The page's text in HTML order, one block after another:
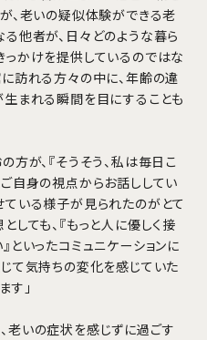
、老いの疑似体験ができる老
他者が、日々どのような暮ら
っかけを提供しているのではな
訪れる方々の中に、年齢の違
生まれる瞬間を目にすることも
方が、『そうそう、私は毎日こ
自身の視点からお話ししてい
ている様子が見られたのがとて
しても、『もっと人に優しく接
といったコミュニケーションに
て気持ちの変化を感じていた
す」
老いの症状を感じずに過ごす